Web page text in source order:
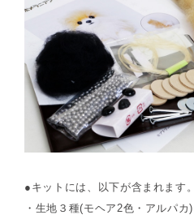
●キットには、以下が含まれます。
・生地３種(モヘア2色・アルパ